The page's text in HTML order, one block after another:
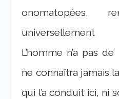
onomatopées,
universellement
L’homme n’a pas
ne connaîtra jamais
qui l’a conduit ici, ni